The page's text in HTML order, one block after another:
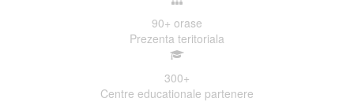
90+ orase
Prezenta teritoriala
300+
Centre educationale partenere